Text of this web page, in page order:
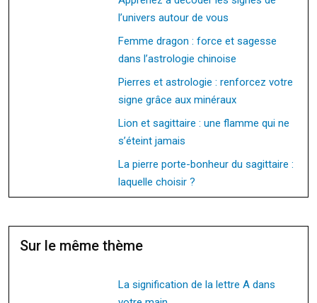
l’univers autour de vous
Femme dragon : force et sagesse
dans l’astrologie chinoise
Pierres et astrologie : renforcez votre
signe grâce aux minéraux
Lion et sagittaire : une flamme qui ne
s’éteint jamais
La pierre porte-bonheur du sagittaire :
laquelle choisir ?
Sur le même thème
La signification de la lettre A dans